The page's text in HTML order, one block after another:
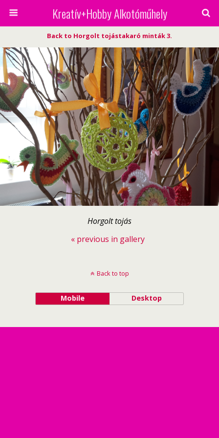
Kreatív+Hobby Alkotóműhely
Back to Horgolt tojástakaró minták 3.
Horgolt tojás
« previous in gallery
Back to top
Mobile Desktop